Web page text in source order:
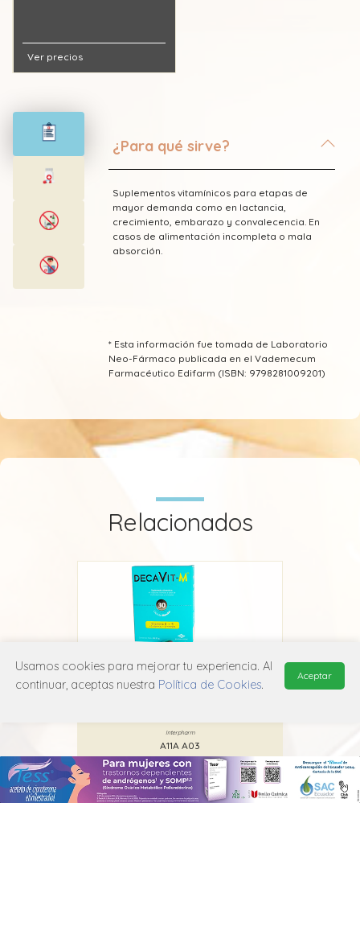
Ver precios
¿Para qué sirve?
Suplementos vitamínicos para etapas de
mayor demanda como en lactancia,
crecimiento, embarazo y convalecencia. En
casos de alimentación incompleta o mala
absorción.
* Esta información fue tomada de Laboratorio
Neo-Fármaco publicada en el Vademecum
Farmacéutico Edifarm (ISBN: 9798281009201)
Relacionados
Interpharm
A11A A03
Usamos cookies para mejorar tu experiencia. Al
continuar, aceptas nuestra Política de Cookies.
Aceptar